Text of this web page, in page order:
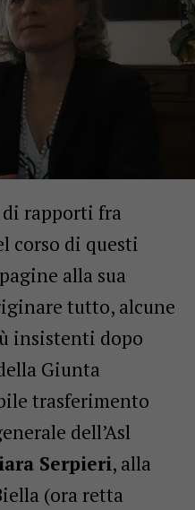
rapporti fra
corso di questi
alla sua
tutto, alcune
insistenti dopo
Giunta
trasferimento
dell’Asl
Serpieri, alla
(ora retta